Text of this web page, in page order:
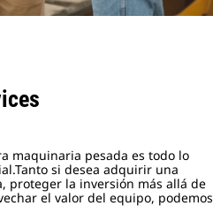
maquinaria pesada es todo lo
si desea adquirir una
proteger la inversión más allá de
el valor del equipo, podemos